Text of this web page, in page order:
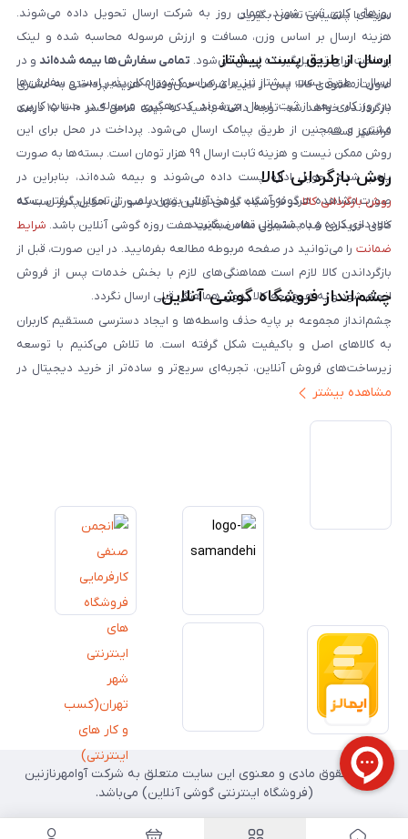
سریعاً با پشتیبانی تماس بگیرید.
روزهای کاری ثبت شوند، همان روز به شرکت ارسال تحویل داده می‌شوند.
هزینه ارسال بر اساس وزن، مسافت و ارزش مرسوله محاسبه شده و لینک
پرداخت برای تحویل‌گیرنده ارسال می‌شود. تمامی سفارش‌ها بیمه شده‌اند و در
صورت مفقودی کالا، پس از تایید شرکت حمل‌ونقل، هزینه پرداختی به مشتری
بازگردانده خواهد شد. توجه داشته باشید که بیمه شامل کسر ۱۰ تا ۱۵ درصد
فرانشیز است.
ارسال از طریق پست پیشتاز
ارسال از طریق پست پیشتاز نیز برای سراسر کشور امکان‌پذیر است و سفارش‌ها
در روز کاری بعد از ثبت، ارسال می‌شوند. کد رهگیری مرسوله در حساب کاربری
مشتری و همچنین از طریق پیامک ارسال می‌شود. پرداخت در محل برای این
روش ممکن نیست و هزینه ثابت ارسال ۹۹ هزار تومان است. بسته‌ها به صورت
پلمپ شده تحویل اداره پست داده می‌شوند و بیمه شده‌اند، بنابراین در
صورت مشاهده هرگونه آسیب یا مخدوش بودن پلمپ، از تحویل گرفتن بسته
خودداری کرده و با پشتیبانی تماس بگیرید.
روش بازگردانی کالا
روش بازگردانی کالادر فروشگاه گوشی آنلاین تنها در صورتی امکان‌پذیر است که
کالای خریداری شده مشمول مفاد ضمانت هفت روزه گوشی آنلاین باشد. شرایط
ضمانت را می‌توانید در صفحه مربوطه مطالعه بفرمایید. در این صورت، قبل از
بازگرداندن کالا لازم است هماهنگی‌های لازم با بخش خدمات پس از فروش
انجام شود و به هیچ‌وجه کالا بدون هماهنگی قبلی ارسال نگردد.
چشم‌انداز فروشگاه گوشی آنلاین
چشم‌انداز مجموعه بر پایه حذف واسطه‌ها و ایجاد دسترسی مستقیم کاربران
به کالاهای اصل و باکیفیت شکل گرفته است. ما تلاش می‌کنیم با توسعه
زیرساخت‌های فروش آنلاین، تجربه‌ای سریع‌تر و ساده‌تر از خرید دیجیتال در
ایران ارائه دهیم. تبدیل‌شدن به مرجعی قابل اعتماد برای خرید کالای دیجیتال،
سمت تحقق این چشم‌انداز حرکت می‌کند.
مشاهده بیشتر
تمامی حقوق مادی و معنوی این سایت متعلق به شرکت آوامهرنازنین
(فروشگاه اینترنتی گوشی آنلاین) می‌باشد.